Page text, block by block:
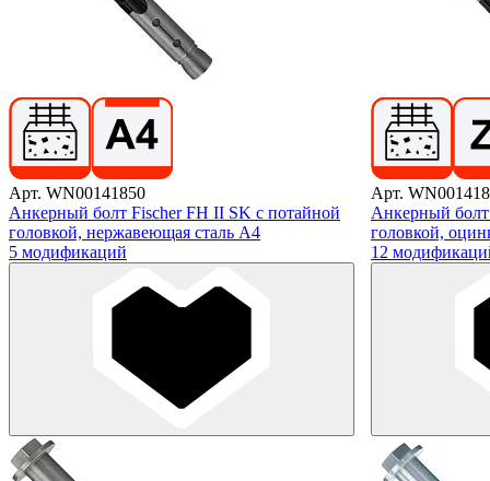
Арт. WN00141850
Анкерный болт Fischer FH II SK с потайной
головкой, нержавеющая сталь А4
5 модификаций
Арт.
Анкерный
головкой,
12